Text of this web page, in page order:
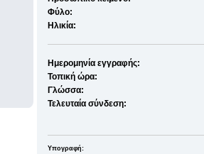
Φύλο:
Ηλικία:
Ημερομηνία εγγραφής:
Τοπική ώρα:
Γλώσσα:
Τελευταία σύνδεση:
Υπογραφή: